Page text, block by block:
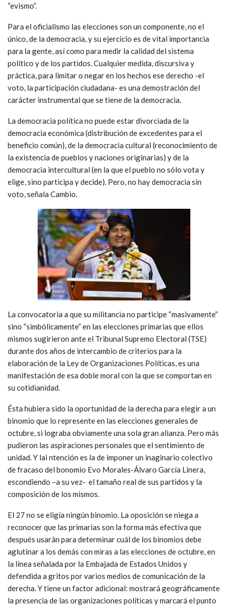
“evismo”.
Para el oficialismo las elecciones son un componente, no el
único, de la democracia, y su ejercicio es de vital importancia
para la gente, así como para medir la calidad del sistema
político y de los partidos. Cualquier medida, discursiva y
práctica, para limitar o negar en los hechos ese derecho -el
voto, la participación ciudadana- es una demostración del
carácter instrumental que se tiene de la democracia.
La democracia política no puede estar divorciada de la
democracia económica (distribución de excedentes para el
beneficio común), de la democracia cultural (reconocimiento de
la existencia de pueblos y naciones originarias) y de la
democracia intercultural (en la que el pueblo no sólo vota y
elige, sino participa y decide). Pero, no hay democracia sin
voto, señala Cambio.
La convocatoria a que su militancia no participe “masivamente”
sino “simbólicamente” en las elecciones primarias que ellos
mismos sugirieron ante el Tribunal Supremo Electoral (TSE)
durante dos años de intercambio de criterios para la
elaboración de la Ley de Organizaciones Políticas, es una
manifestación de esa doble moral con la que se comportan en
su cotidianidad.
Ésta hubiera sido la oportunidad de la derecha para elegir a un
binomio que lo represente en las elecciones generales de
octubre, si lograba obviamente una sola gran alianza. Pero más
pudieron las aspiraciones personales que el sentimiento de
unidad. Y lai ntención es la de imponer un inaginario colectivo
de fracaso del bonomio Evo Morales-Álvaro García Linera,
escondiendo –a su vez- el tamaño real de sus partidos y la
composición de los mismos.
El 27 no se eligía ningún binomio. La oposición se niega a
reconocer que las primarias son la forma más efectiva que
después usarán para determinar cuál de los binomios debe
aglutinar a los demás con miras a las elecciones de octubre, en
la línea señalada por la Embajada de Estados Unidos y
defendida a gritos por varios medios de comunicación de la
derecha. Y tiene un factor adicional: mostrará geográficamente
la presencia de las organizaciones políticas y marcará el punto